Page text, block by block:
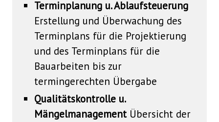
Terminplanung u. Ablaufsteuerung
Erstellung und Überwachung des
Terminplans für die Projektierung
und des Terminplans für die
Bauarbeiten bis zur
termingerechten Übergabe
Qualitätskontrolle u.
MängelmanagementÜbersicht der